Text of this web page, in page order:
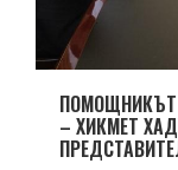
ПОМОЩНИКЪТ
– ХИКМЕТ